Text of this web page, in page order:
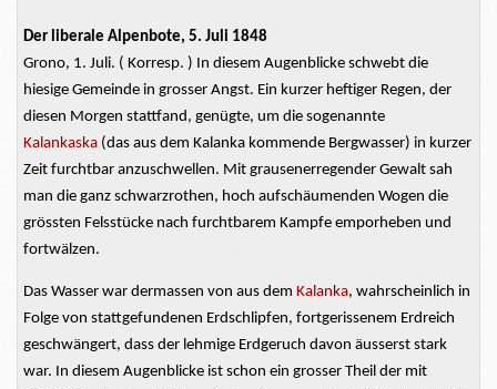
Der liberale Alpenbote, 5. Juli 1848
Grono, 1. Juli. ( Korresp. ) In diesem Augenblicke schwebt die
hiesige Gemeinde in grosser Angst. Ein kurzer heftiger Regen, der
diesen Morgen stattfand, genügte, um die sogenannte
Kalankaska (das aus dem Kalanka kommende Bergwasser) in kurzer
Zeit furchtbar anzuschwellen. Mit grausenerregender Gewalt sah
man die ganz schwarzrothen, hoch aufschäumenden Wogen die
grössten Felsstücke nach furchtbarem Kampfe emporheben und
fortwälzen.
Das Wasser war dermassen von aus dem Kalanka, wahrscheinlich in
Folge von stattgefundenen Erdschlipfen, fortgerissenem Erdreich
geschwängert, dass der lehmige Erdgeruch davon äusserst stark
war. In diesem Augenblicke ist schon ein grosser Theil der mit